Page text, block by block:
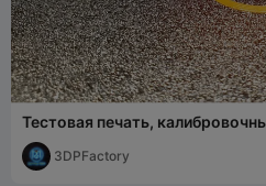
Тестовая печать,
настройки принтера XYZ
3DPFactory